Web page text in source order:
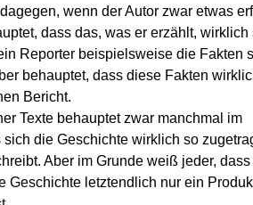
wenn der Autor zwar etwas
dass das, was er erzählt, wirklich
Reporter beispielsweise die Fakten
behauptet, dass diese Fakten
Bericht.
Texte behauptet zwar manchmal im
sich die Geschichte wirklich so
Aber im Grunde weiß jeder,
Geschichte letztendlich nur ein